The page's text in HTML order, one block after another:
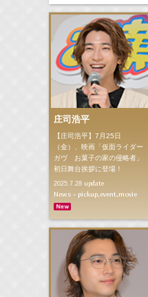
庄司浩平
【庄司浩平】7月25日
（金）、映画「仮面ライダー
ガヴ お菓子の家の侵略者」
初日舞台挨拶に登場！
2025.7.28update
News - pickup,event,movie